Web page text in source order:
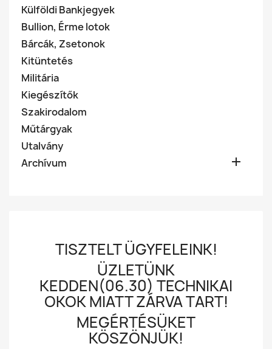
Külföldi Bankjegyek
Bullion, Érme lotok
Bárcák, Zsetonok
Kitüntetés
Militária
Kiegészítők
Szakirodalom
Műtárgyak
Utalvány
Archívum

TISZTELT ÜGYFELEINK!
ÜZLETÜNK
KEDDEN(06.30) TECHNIKAI
OKOK MIATT ZÁRVA TART!
MEGÉRTÉSÜKET
KÖSZÖNJÜK!